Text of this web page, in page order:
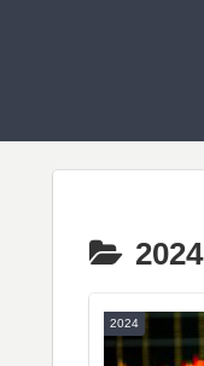
2024
2024